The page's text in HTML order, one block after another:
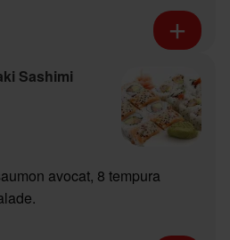
Sashimi
avocat, 8 tempura